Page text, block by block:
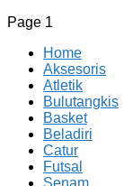
Page 1
Home
Aksesoris
Atletik
Bulutangkis
Basket
Beladiri
Catur
Futsal
Senam